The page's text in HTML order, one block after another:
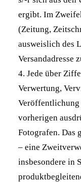
ergibt. Im
(Zeitung,
ausweislich des
Versandadresse
4. Jede über
Verwertung,
vorherigen
Fotografen. Das
– eine
insbesondere in